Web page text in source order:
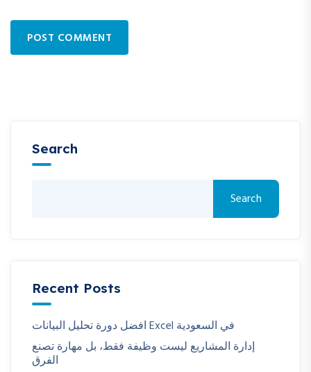
POST COMMENT
Search
Search
Recent Posts
افضل دورة تحليل البيانات Excel في السعودية
إدارة المشاريع ليست وظيفة فقط، بل مهارة تصنع
الفرق